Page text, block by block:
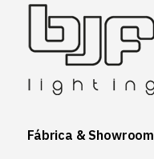
Fábrica & Showroom